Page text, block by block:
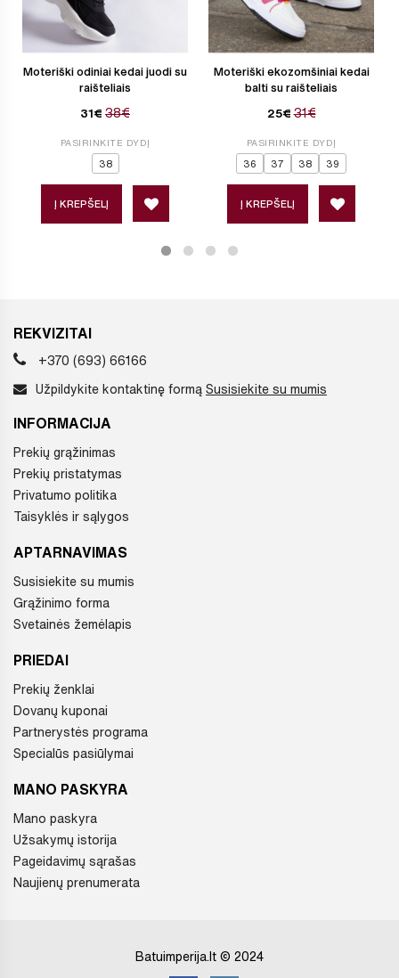
Moteriški odiniai kedai juodi su
raišteliais
31€ 38€
PASIRINKITE DYDĮ
38
Į KREPŠELĮ
Moteriški ekozomšiniai kedai
balti su raišteliais
25€ 31€
PASIRINKITE DYDĮ
36 37 38 39
Į KREPŠELĮ
REKVIZITAI
+370 (693) 66166
Užpildykite kontaktinę formą Susisiekite su mumis
INFORMACIJA
Prekių grąžinimas
Prekių pristatymas
Privatumo politika
Taisyklės ir sąlygos
APTARNAVIMAS
Susisiekite su mumis
Grąžinimo forma
Svetainės žemėlapis
PRIEDAI
Prekių ženklai
Dovanų kuponai
Partnerystės programa
Specialūs pasiūlymai
MANO PASKYRA
Mano paskyra
Užsakymų istorija
Pageidavimų sąrašas
Naujienų prenumerata
Batuimperija.lt © 2024